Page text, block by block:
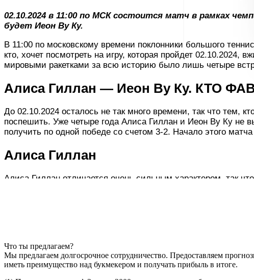
02.10.2024 в 11:00 по МСК состоится матч в рамках
будет Иеон Ву Ку.
В 11:00 по московскому времени поклонники большого
кто, хочет посмотреть на игру, которая пройдет
мировыми ракетками за всю историю было лишь четыре
Алиса Гиллан — Иеон Ву Ку. КТО
До 02.10.2024 осталось не так много времени, так что тем,
поспешить. Уже четыре года Алиса Гиллан и Иеон Ву Ку не
получить по одной победе со счетом 3-2. Начало этого
Алиса Гиллан
Алиса Гиллан отличается очень сильным характером, так
сета, но и в третьем поначалу все складывалось не
этом сезоне Алиса Гиллан проводит лишь второй турнир,
полуфинала, где было поражение в пятом сете от
Иеон Ву Ку
Что ты предлагаем?
Мы предлагаем долгосрочное сотрудничество. Предоставляем
иметь преимущество над букмекером и получать прибыль в итоге.